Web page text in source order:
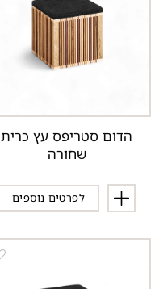
הדום סטריפס עץ כרית
שחורה
לפרטים נוספים